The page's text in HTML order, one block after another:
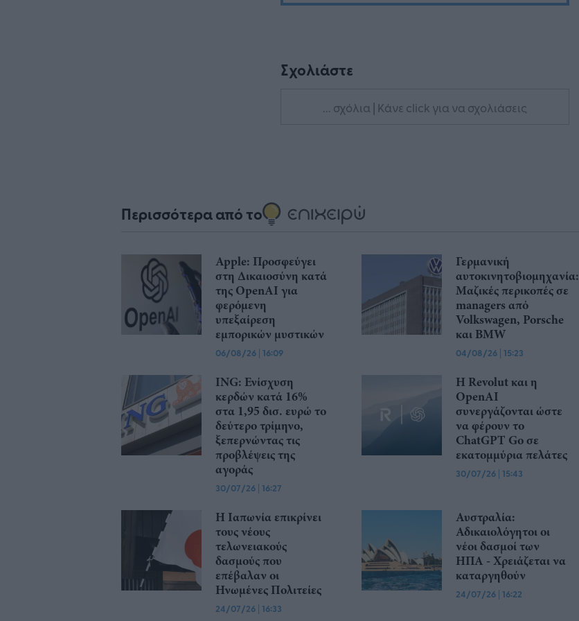
Σχολιάστε
... σχόλια | Κάνε click για να σχολιάσεις
Περισσότερα από το
Apple: Προσφεύγει
στη Δικαιοσύνη κατά
της OpenAI για
φερόμενη
υπεξαίρεση
εμπορικών μυστικών
06/08/26 | 16:09
Γερμανική
αυτοκινητοβιομηχανία:
Μαζικές περικοπές σε
managers από
Volkswagen, Porsche
και BMW
04/08/26 | 15:23
ING: Ενίσχυση
κερδών κατά 16%
στα 1,95 δισ. ευρώ το
δεύτερο τρίμηνο,
ξεπερνώντας τις
προβλέψεις της
αγοράς
30/07/26 | 16:27
Η Revolut και η
OpenAI
συνεργάζονται ώστε
να φέρουν το
ChatGPT Go σε
εκατομμύρια πελάτες
30/07/26 | 15:43
Η Ιαπωνία επικρίνει
τους νέους
τελωνειακούς
δασμούς που
επέβαλαν οι
Ηνωμένες Πολιτείες
24/07/26 | 16:33
Αυστραλία:
Αδικαιολόγητοι οι
νέοι δασμοί των
ΗΠΑ - Χρειάζεται να
καταργηθούν
24/07/26 | 16:22